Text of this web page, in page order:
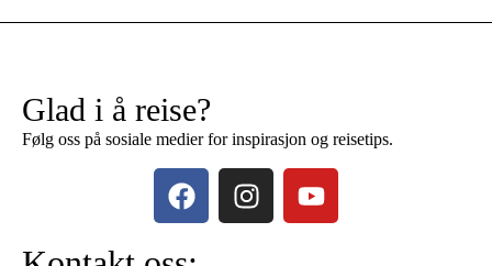
Glad i å reise?
Følg oss på sosiale medier for inspirasjon og reisetips.